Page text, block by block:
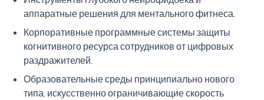
аппаратные решения для ментального фитнеса.
Корпоративные программные системы защиты
когнитивного ресурса сотрудников от цифровых
раздражителей.
Образовательные среды принципиально нового
типа, искусственно ограничивающие скорость